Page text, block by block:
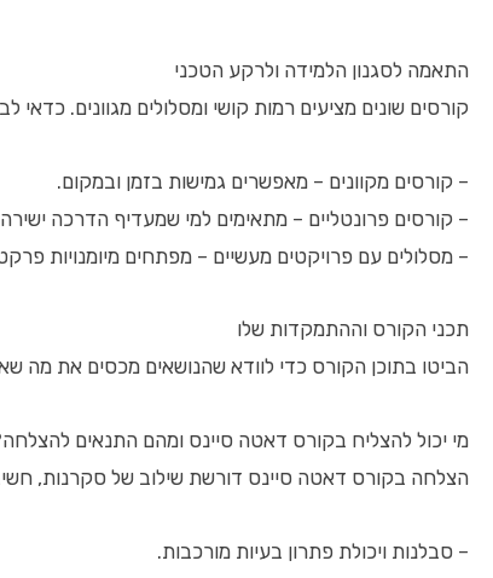
התאמה לסגנון הלמידה ולרקע הטכני
קורסים שונים מציעים רמות קושי ומסלולים מגוונים.
– קורסים מקוונים – מאפשרים גמישות בזמן ובמקום.
– קורסים פרונטליים – מתאימים למי שמעדיף הדרכה
– מסלולים עם פרויקטים מעשיים – מפתחים מיומנויות
תכני הקורס וההתמקדות שלו
הביטו בתוכן הקורס כדי לוודא שהנושאים מכסים את מה
מי יכול להצליח בקורס דאטה סיינס ומהם התנאים
הצלחה בקורס דאטה סיינס דורשת שילוב של סקרנות,
– סבלנות ויכולת פתרון בעיות מורכבות.